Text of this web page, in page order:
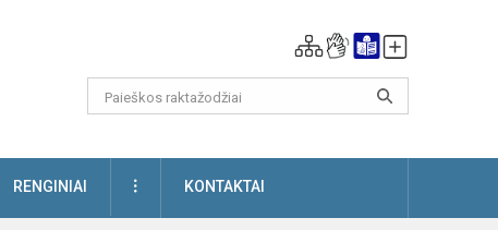
RENGINIAI DAUGIAUKONTAKTAI